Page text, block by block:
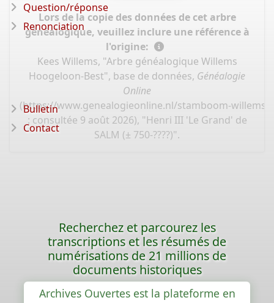
Lors de la copie des données de cet arbre
généalogique, veuillez inclure une référence à
l'origine:
Kees Willems, "Arbre généalogique Willems
Hoogeloon-Best", base de données, Généalogie
Online
(https://www.genealogieonline.nl/stamboom-willems-
: consultée 9 août 2026), "Henri III 'Le Grand' de
SALM (± 750-????)".
Question/réponse
Renonciation
Bulletin
Contact
Recherchez et parcourez les
transcriptions et les résumés de
numérisations de 21 millions de
documents historiques
Archives Ouvertes est la plateforme en